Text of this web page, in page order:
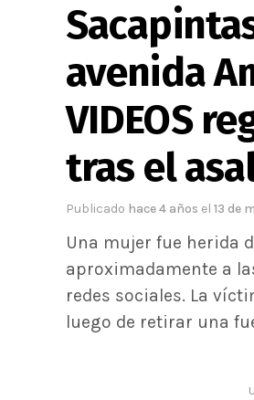
avenida
VIDEOS
tras el
Publicado hace 4 años el 13 de
Una mujer fue herida
aproximadamente a
redes sociales. La
luego de retirar una